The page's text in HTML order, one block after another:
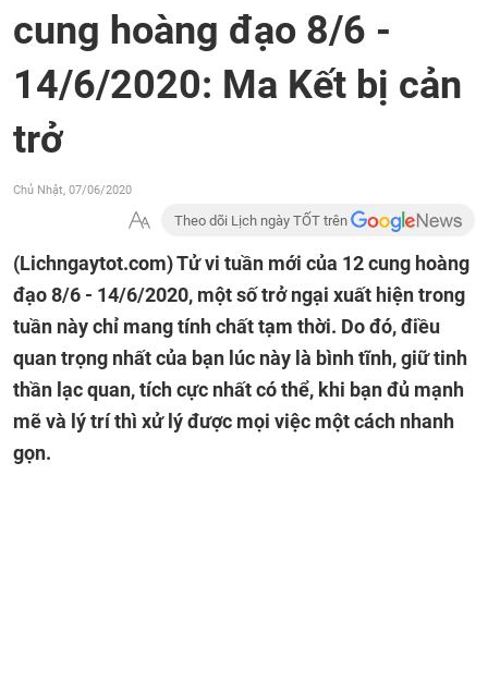
cung hoàng đạo 8/6 -
14/6/2020: Ma Kết bị cản
trở
Chủ Nhật, 07/06/2020
Theo dõi Lịch ngày TỐT trên
(Lichngaytot.com)Tử vi tuần mới của 12 cung hoàng
đạo 8/6 - 14/6/2020, một số trở ngại xuất hiện trong
tuần này chỉ mang tính chất tạm thời. Do đó, điều
quan trọng nhất của bạn lúc này là bình tĩnh, giữ tinh
thần lạc quan, tích cực nhất có thể, khi bạn đủ mạnh
mẽ và lý trí thì xử lý được mọi việc một cách nhanh
gọn.